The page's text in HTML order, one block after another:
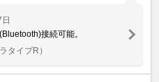
接続可能。
タイプR）